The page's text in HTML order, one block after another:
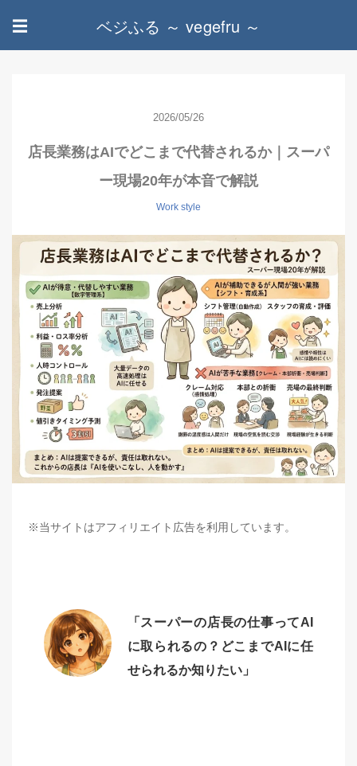
☰ ベジふる ～ vegefru ～
2026/05/26
店長業務はAIでどこまで代替されるか｜スーパ
ー現場20年が本音で解説
Work style
※当サイトはアフィリエイト広告を利用しています。
「スーパーの店長の仕事ってAI
に取られるの？どこまでAIに任
せられるか知りたい」